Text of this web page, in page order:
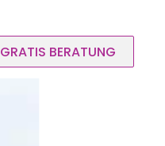
GRATIS BERATUNG